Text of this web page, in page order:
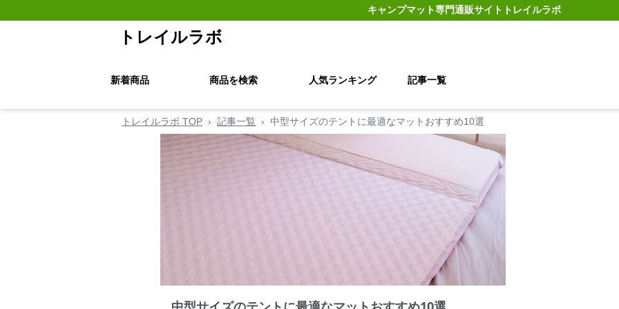
キャンプマット専門通販サイト トレイルラボ
トレイルラボ
新着商品 商品を検索 人気ランキング 記事一覧
トレイルラボ TOP › 記事一覧 › 中型サイズのテントに最適なマットおすすめ10選